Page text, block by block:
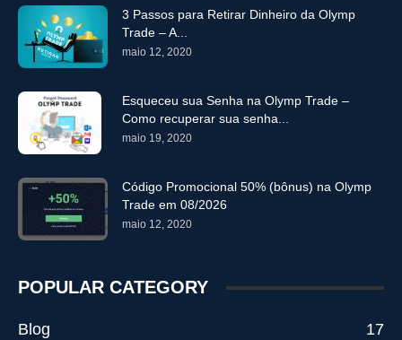
3 Passos para Retirar Dinheiro da Olymp
Trade – A...
maio 12, 2020
Esqueceu sua Senha na Olymp Trade –
Como recuperar sua senha...
maio 19, 2020
Código Promocional 50% (bônus) na Olymp
Trade em 08/2026
maio 12, 2020
POPULAR CATEGORY
Blog
17